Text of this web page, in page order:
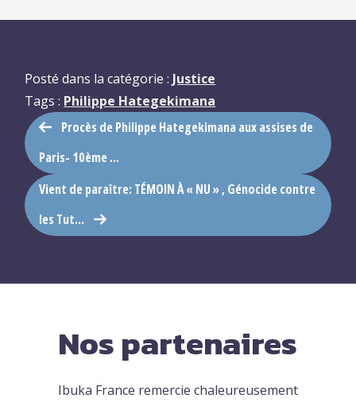
Posté dans la catégorie : Justice
Tags : Philippe Hategekimana
Procès de Philippe Hategekimana aux assises de
Paris- 10ème ...
Vient de paraître: TÉMOIN À « NU » , Génocide contre
les Tut...
Nos partenaires
Ibuka France remercie chaleureusement